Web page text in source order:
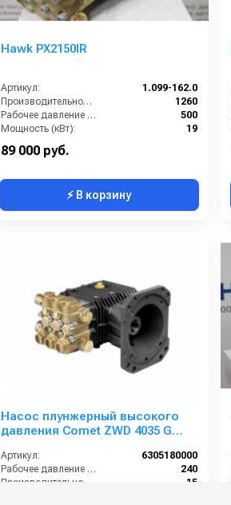
Hawk PX2150IR
Артикул:
1.099-162.0
Производительность (л/ч):
1260
Рабочее давление (бар):
500
Мощность (кВт):
19
89 000 руб.
⚡ В корзину
Насос плунжерный высокого
давления Comet ZWD 4035 G
Артикул:
6305180000
Рабочее давление (бар):
240
Производительность (л/мин):
15